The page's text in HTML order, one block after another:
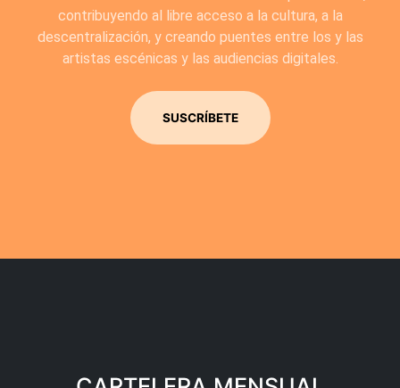
contribuyendo al libre acceso a la cultura, a la
descentralización, y creando puentes entre los y las
artistas escénicas y las audiencias digitales.
SUSCRÍBETE